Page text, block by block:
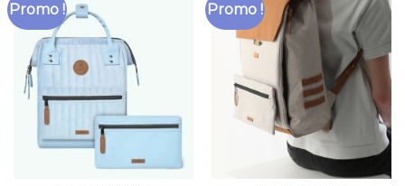
Promo ! Promo !